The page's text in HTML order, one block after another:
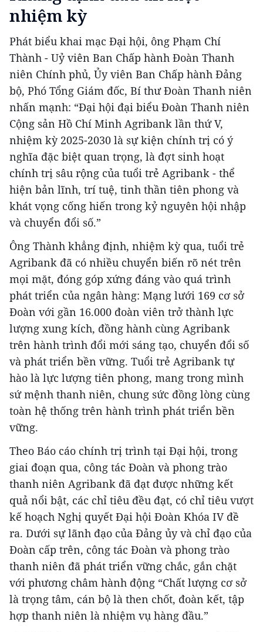
nhiệm kỳ
Phát biểu khai mạc Đại hội, ông Phạm Chí
Thành - Uỷ viên Ban Chấp hành Đoàn Thanh
niên Chính phủ, Ủy viên Ban Chấp hành Đảng
bộ, Phó Tổng Giám đốc, Bí thư Đoàn Thanh niên
nhấn mạnh: “Đại hội đại biểu Đoàn Thanh niên
Cộng sản Hồ Chí Minh Agribank lần thứ V,
nhiệm kỳ 2025-2030 là sự kiện chính trị có ý
nghĩa đặc biệt quan trọng, là đợt sinh hoạt
chính trị sâu rộng của tuổi trẻ Agribank - thể
hiện bản lĩnh, trí tuệ, tinh thần tiên phong và
khát vọng cống hiến trong kỷ nguyên hội nhập
và chuyển đổi số.”
Ông Thành khẳng định, nhiệm kỳ qua, tuổi trẻ
Agribank đã có nhiều chuyển biến rõ nét trên
mọi mặt, đóng góp xứng đáng vào quá trình
phát triển của ngân hàng: Mạng lưới 169 cơ sở
Đoàn với gần 16.000 đoàn viên trở thành lực
lượng xung kích, đồng hành cùng Agribank
trên hành trình đổi mới sáng tạo, chuyển đổi số
và phát triển bền vững. Tuổi trẻ Agribank tự
hào là lực lượng tiên phong, mang trong mình
sứ mệnh thanh niên, chung sức đồng lòng cùng
toàn hệ thống trên hành trình phát triển bền
vững.
Theo Báo cáo chính trị trình tại Đại hội, trong
giai đoạn qua, công tác Đoàn và phong trào
thanh niên Agribank đã đạt được những kết
quả nổi bật, các chỉ tiêu đều đạt, có chỉ tiêu vượt
kế hoạch Nghị quyết Đại hội Đoàn Khóa IV đề
ra. Dưới sự lãnh đạo của Đảng ủy và chỉ đạo của
Đoàn cấp trên, công tác Đoàn và phong trào
thanh niên đã phát triển vững chắc, gắn chặt
với phương châm hành động “Chất lượng cơ sở
là trọng tâm, cán bộ là then chốt, đoàn kết, tập
hợp thanh niên là nhiệm vụ hàng đầu.”